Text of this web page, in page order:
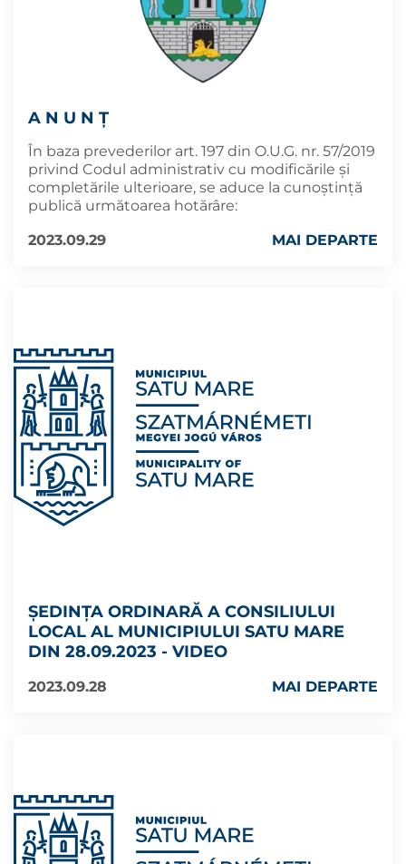
A N U N Ţ
În baza prevederilor art. 197 din O.U.G. nr. 57/2019
privind Codul administrativ cu modificările și
completările ulterioare, se aduce la cunoştinţă
publică următoarea hotărâre:
2023.09.29
MAI DEPARTE
ȘEDINȚA ORDINARĂ A CONSILIULUI
LOCAL AL MUNICIPIULUI SATU MARE
DIN 28.09.2023 - VIDEO
2023.09.28 MAI DEPARTE